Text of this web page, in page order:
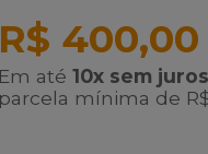
400,00
até 10x sem juros
mínima de